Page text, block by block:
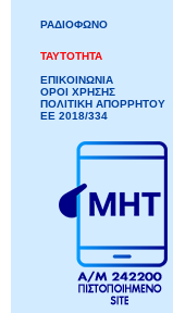
ΡΑΔΙΟΦΩΝΟ
ΤΑΥΤΟΤΗΤΑ
ΕΠΙΚΟΙΝΩΝΙΑ
ΟΡΟΙ ΧΡΗΣΗΣ
ΠΟΛΙΤΙΚΗ ΑΠΟΡΡΗΤΟΥ
ΕΕ 2018/334